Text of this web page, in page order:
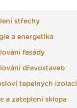
střechy
a energetika
fasády
dřevostaveb
tepelných izolací
a zateplení sklepa